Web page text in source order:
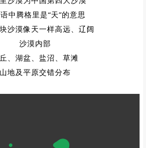
沙漠为中国第四大沙漠
中腾格里是“天”的意思
块沙漠像天一样高远、辽阔
沙漠内部
丘、湖盆、盐沼、草滩
山地及平原交错分布